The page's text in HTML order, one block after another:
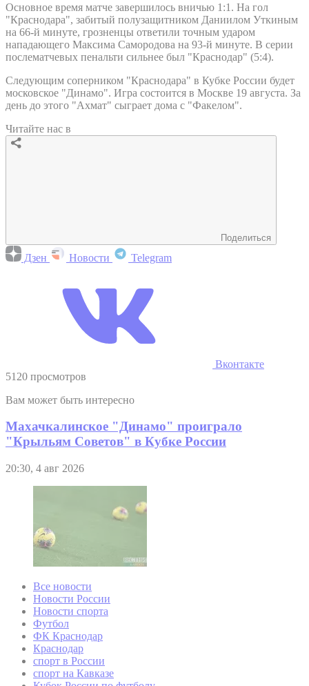
Основное время матче завершилось вничью 1:1. На гол
"Краснодара", забитый полузащитником Даниилом Уткиным
на 66-й минуте, грозненцы ответили точным ударом
нападающего Максима Самородова на 93-й минуте. В серии
послематчевых пенальти сильнее был "Краснодар" (5:4).
Следующим соперником "Краснодара" в Кубке России будет
московское "Динамо". Игра состоится в Москве 19 августа. За
день до этого "Ахмат" сыграет дома с "Факелом".
Читайте нас в
Поделиться
Дзен Новости Telegram
Вконтакте
5120 просмотров
Вам может быть интересно
Махачкалинское "Динамо" проиграло
"Крыльям Советов" в Кубке России
20:30, 4 авг 2026
Все новости
Новости России
Новости спорта
Футбол
ФК Краснодар
Краснодар
спорт в России
спорт на Кавказе